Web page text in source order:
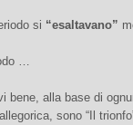
si “esaltavano”
…
alla base di
sono “Il